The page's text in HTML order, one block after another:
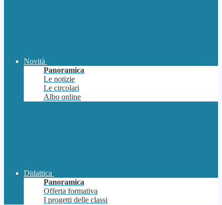
Novità
Panoramica
Le notizie
Le circolari
Albo online
Didattica
Panoramica
Offerta formativa
I progetti delle classi